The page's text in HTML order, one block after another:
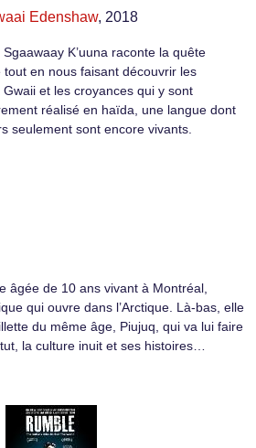
Edenshaw, 2018
K’uuna raconte la quête
tout en nous faisant découvrir les
Gwaii et les croyances qui y sont
réalisé en haïda, une langue dont
seulement sont encore vivants.
âgée de 10 ans vivant à Montréal,
qui ouvre dans l’Arctique. Là-bas, elle
du même âge, Piujuq, qui va lui faire
la culture inuit et ses histoires…